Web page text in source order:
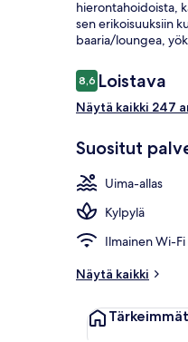
hierontahoidoista,
sen erikoisuuksiin
baaria/loungea,
Arvostelut
8,68,6 kautta 10.
Loistava
Näytä kaikki 247
Suositut
Uima-allas
Kylpylä
Ilmainen Wi-Fi
Näytä kaikki